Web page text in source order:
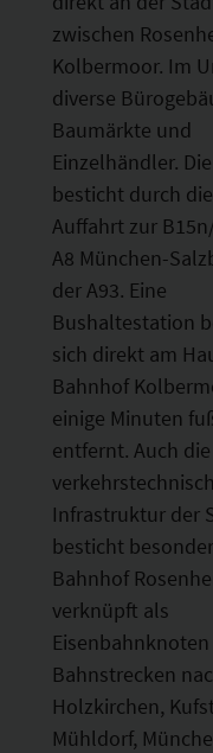
zwischen
Kolbermoor. Im
diverse
Baumärkte und
Einzelhändler.
besticht durch
Auffahrt zur
A8 München-
der A93. Eine
Bushaltestation
sich direkt am
Bahnhof
einige Minuten
entfernt. Auch die
Infrastruktur der
besticht
Bahnhof
verknüpft als
Bahnstrecken
Holzkirchen,
Mühldorf,